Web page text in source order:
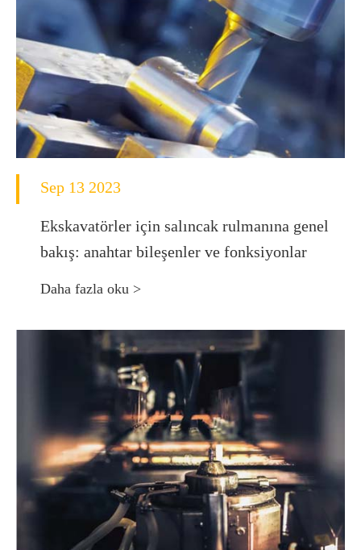
Sep 13 2023
Ekskavatörler için salıncak rulmanına genel
bakış: anahtar bileşenler ve fonksiyonlar
Daha fazla oku >